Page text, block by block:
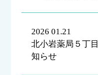
2026 01.21
北小岩薬局５丁
知らせ